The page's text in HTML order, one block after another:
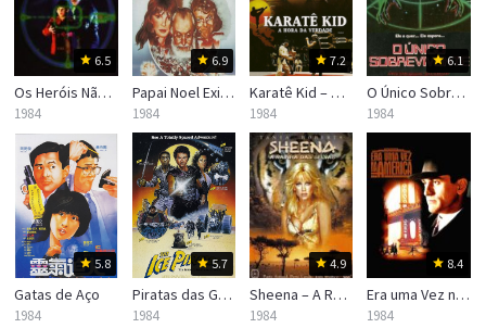
6.5
Os Heróis Não Têm Idade
1984
6.9
Papai Noel Existe
1984
7.2
Karatê Kid – A Hora da Verdade
1984
6.1
O Único Sobrevivente
1984
5.8
Gatas de Aço
1984
5.7
Piratas das Galáxias
1984
4.9
Sheena – A Rainha das Selvas
1984
8.4
Era uma Vez na América
1984